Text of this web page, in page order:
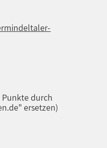
durch
ersetzen)